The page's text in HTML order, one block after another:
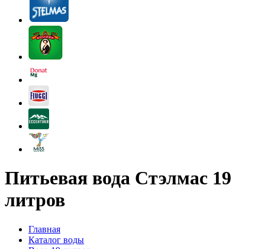
Питьевая вода Стэлмас 19
литров
Главная
Каталог воды